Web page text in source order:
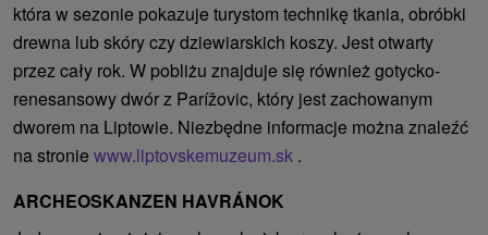
która w sezonie pokazuje turystom technikę tkania, obróbki
drewna lub skóry czy dziewiarskich koszy. Jest otwarty
przez cały rok. W pobliżu znajduje się również gotycko-
renesansowy dwór z Parížovic, który jest zachowanym
dworem na Liptowie. Niezbędne informacje można znaleźć
na stronie www.liptovskemuzeum.sk .
ARCHEOSKANZEN HAVRÁNOK